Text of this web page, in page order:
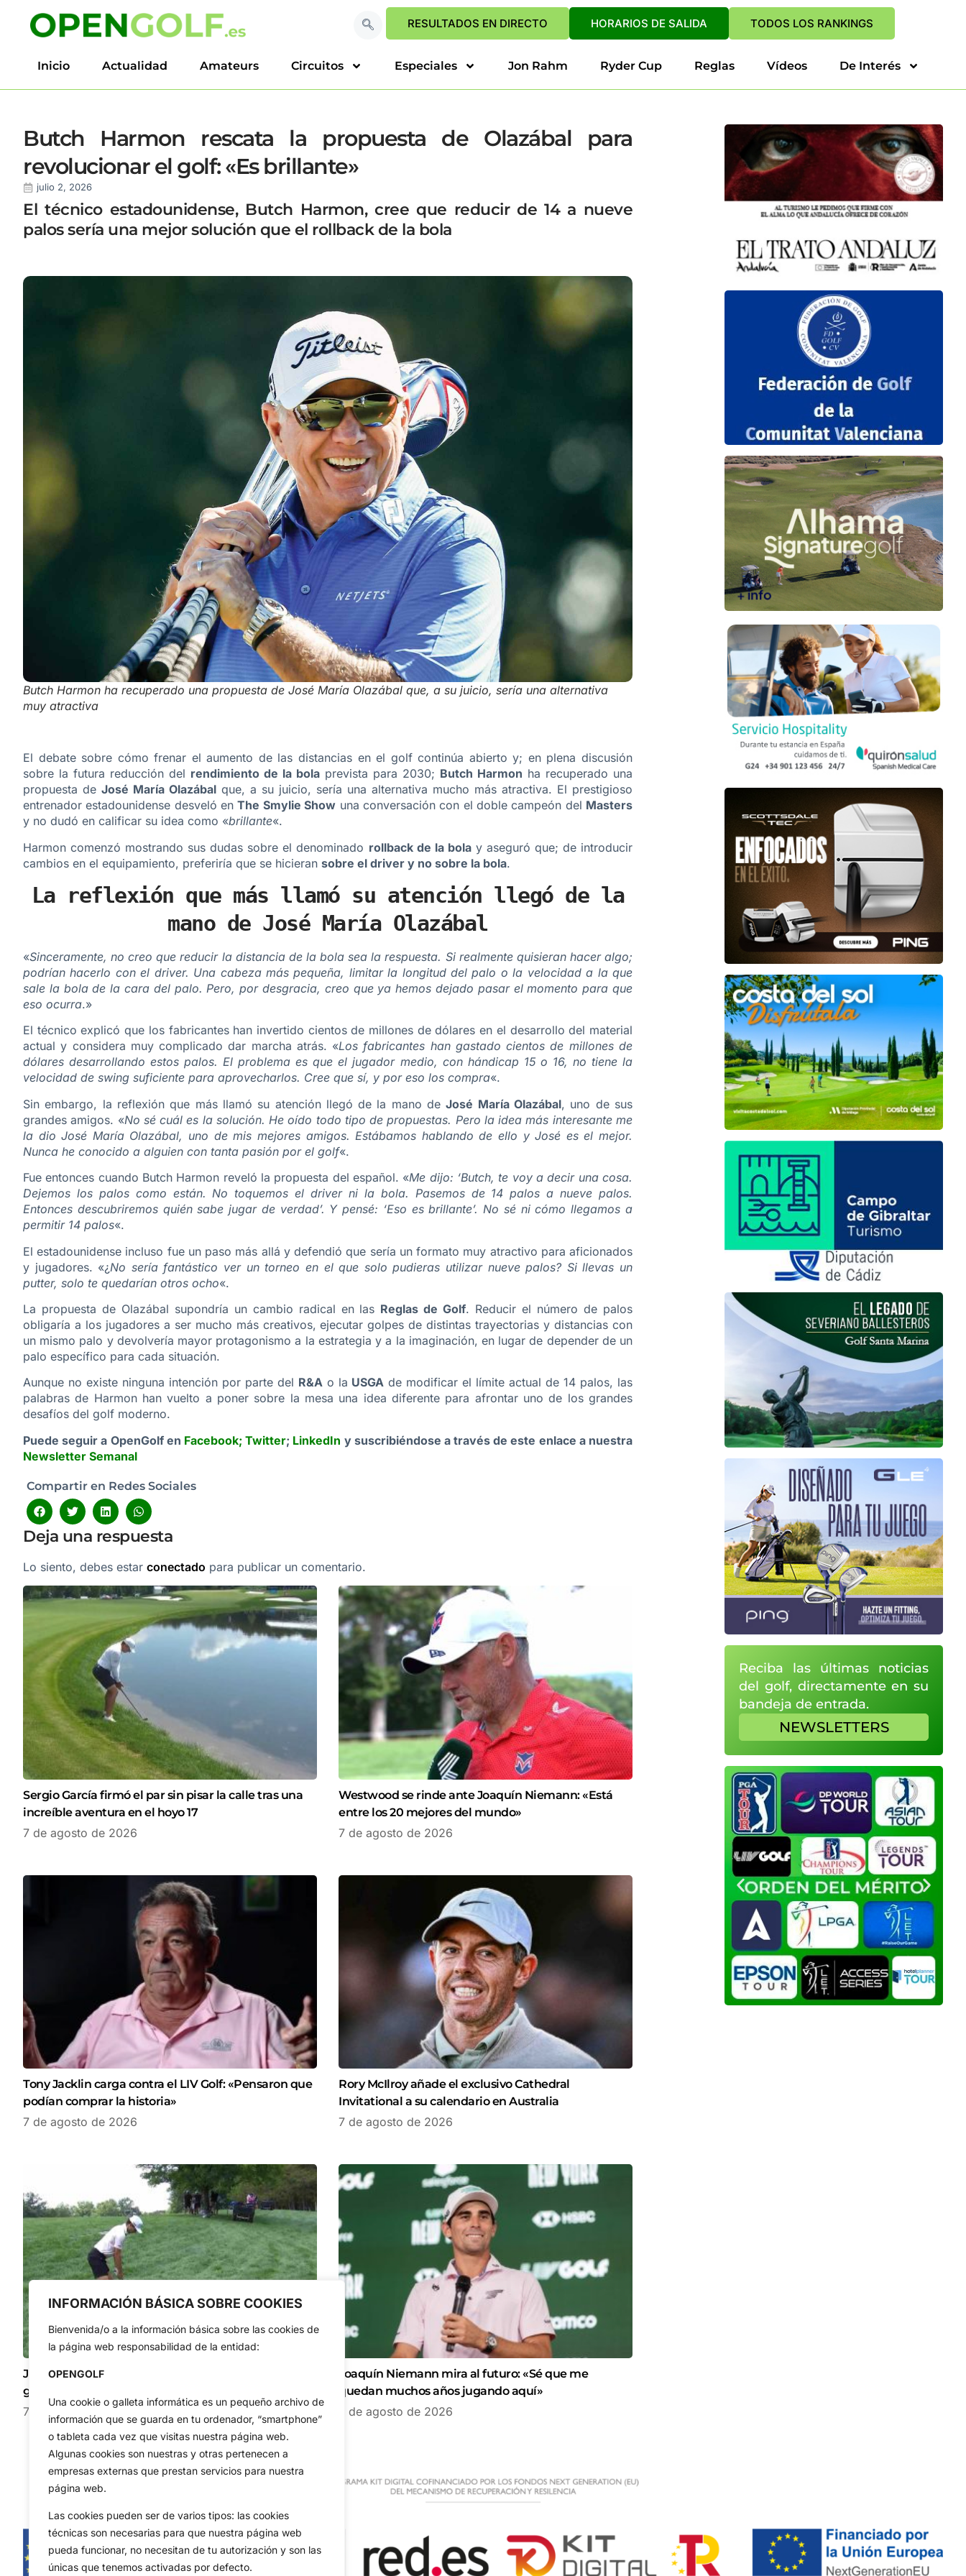
INFORMACIÓN BÁSICA SOBRE COOKIES
Bienvenida/o a la información básica sobre las cookies de
la página web responsabilidad de la entidad:
OPENGOLF
Una cookie o galleta informática es un pequeño archivo de
información que se guarda en tu ordenador, “smartphone”
o tableta cada vez que visitas nuestra página web.
Algunas cookies son nuestras y otras pertenecen a
empresas externas que prestan servicios para nuestra
página web.
Las cookies pueden ser de varios tipos: las cookies
técnicas son necesarias para que nuestra página web
pueda funcionar, no necesitan de tu autorización y son las
únicas que tenemos activadas por defecto.
RESULTADOS EN DIRECTO HORARIOS DE SALIDA TODOS LOS RANKINGS
Inicio Actualidad Amateurs Circuitos Especiales Jon Rahm Ryder Cup Reglas Vídeos De Interés
Butch Harmon rescata la propuesta de Olazábal para
revolucionar el golf: «Es brillante»
julio 2, 2026
El técnico estadounidense, Butch Harmon, cree que reducir de 14 a nueve
palos sería una mejor solución que el rollback de la bola
Butch Harmon ha recuperado una propuesta de José María Olazábal que, a su juicio, sería una alternativa
muy atractiva
El debate sobre cómo frenar el aumento de las distancias en el golf continúa abierto y; en plena discusión
sobre la futura reducción del rendimiento de la bola prevista para 2030; Butch Harmon ha recuperado una
propuesta de José María Olazábal que, a su juicio, sería una alternativa mucho más atractiva. El prestigioso
entrenador estadounidense desveló enThe Smylie Show una conversación con el doble campeón del Masters
y no dudó en calificar su idea como «brillante«.
Harmon comenzó mostrando sus dudas sobre el denominado rollback de la bolay aseguró que; de introducir
cambios en el equipamiento, preferiría que se hicieran sobre el driver y no sobre la bola.
La reflexión que más llamó su atención llegó de la
mano de José María Olazábal
«Sinceramente, no creo que reducir la distancia de la bola sea la respuesta. Si realmente quisieran hacer algo;
podrían hacerlo con el driver. Una cabeza más pequeña, limitar la longitud del palo o la velocidad a la que
sale la bola de la cara del palo. Pero, por desgracia, creo que ya hemos dejado pasar el momento para que
eso ocurra.»
El técnico explicó que los fabricantes han invertido cientos de millones de dólares en el desarrollo del material
actual y considera muy complicado dar marcha atrás. «Los fabricantes han gastado cientos de millones de
dólares desarrollando estos palos. El problema es que el jugador medio, con hándicap 15 o 16, no tiene la
velocidad de swing suficiente para aprovecharlos. Cree que sí, y por eso los compra«.
Sin embargo, la reflexión que más llamó su atención llegó de la mano deJosé María Olazábal, uno de sus
grandes amigos. «No sé cuál es la solución. He oído todo tipo de propuestas. Pero la idea más interesante me
la dio José María Olazábal, uno de mis mejores amigos. Estábamos hablando de ello y José es el mejor.
Nunca he conocido a alguien con tanta pasión por el golf«.
Fue entonces cuando Butch Harmon reveló la propuesta del español. «Me dijo: ‘Butch, te voy a decir una cosa.
Dejemos los palos como están. No toquemos el driver ni la bola. Pasemos de 14 palos a nueve palos.
Entonces descubriremos quién sabe jugar de verdad’. Y pensé: ‘Eso es brillante’. No sé ni cómo llegamos a
permitir 14 palos«.
El estadounidense incluso fue un paso más allá y defendió que sería un formato muy atractivo para aficionados
y jugadores. «¿No sería fantástico ver un torneo en el que solo pudieras utilizar nueve palos? Si llevas un
putter, solo te quedarían otros ocho«.
La propuesta de Olazábal supondría un cambio radical en las Reglas de Golf. Reducir el número de palos
obligaría a los jugadores a ser mucho más creativos, ejecutar golpes de distintas trayectorias y distancias con
un mismo palo y devolvería mayor protagonismo a la estrategia y a la imaginación, en lugar de depender de un
palo específico para cada situación.
Aunque no existe ninguna intención por parte del R&Ao la USGA de modificar el límite actual de 14 palos, las
palabras de Harmon han vuelto a poner sobre la mesa una idea diferente para afrontar uno de los grandes
desafíos del golf moderno.
Puede seguir a OpenGolf en Facebook; Twitter; LinkedIn y suscribiéndose a través de este enlace a nuestra
Newsletter Semanal
Compartir en Redes Sociales
Deja una respuesta
Lo siento, debes estar conectado para publicar un comentario.
Sergio García firmó el par sin pisar la calle tras una
increíble aventura en el hoyo 17
7 de agosto de 2026
Westwood se rinde ante Joaquín Niemann: «Está
entre los 20 mejores del mundo»
7 de agosto de 2026
Tony Jacklin carga contra el LIV Golf: «Pensaron que
podían comprar la historia»
7 de agosto de 2026
Rory McIlroy añade el exclusivo Cathedral
Invitational a su calendario en Australia
7 de agosto de 2026
Joaquín Niemann desafía la dificultad con un
golpazo espectacular desde 142 metros
7 de agosto de 2026
Joaquín Niemann mira al futuro: «Sé que me
quedan muchos años jugando aquí»
7 de agosto de 2026
Reciba las últimas noticias
del golf, directamente en su
bandeja de entrada.
NEWSLETTERS